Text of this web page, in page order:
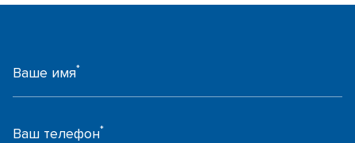
Ваше имя*
Ваш телефон*